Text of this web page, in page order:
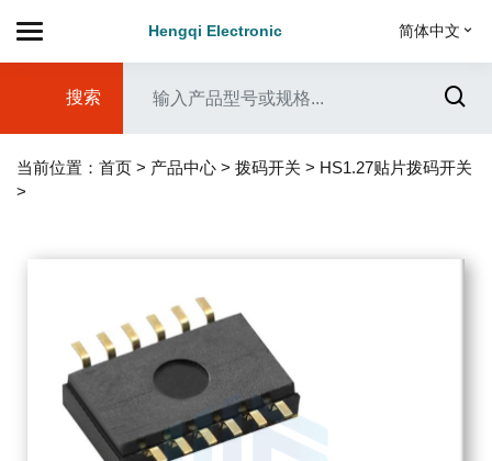
Hengqi Electronic 简体中文
搜索
当前位置： 首页 > 产品中心 > 拨码开关 > HS1.27贴片拨码开关
>